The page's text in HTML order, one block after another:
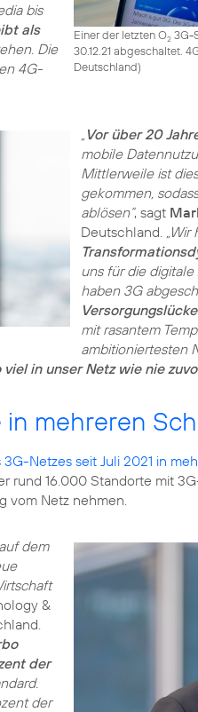
Einer der letzten O23G-
30.12.21 abgeschaltet.
Deutschland)
bis
als
Die
4G-
„Vor über 20
mobile
Mittlerweile ist
gekommen,
ablösen“, sagt
Deutschland. „Wir
uns für die
haben 3G
mit rasantem
ambitioniertesten
in unser Netz wie nie
mehreren
Netzes seit Juli 2021 in
16.000 Standorte mit
vom Netz nehmen.
dem
&
der
der